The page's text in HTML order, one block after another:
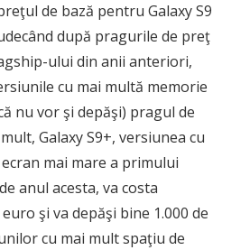
de bază pentru Galaxy S9
după pragurile de preţ
ului din anii anteriori,
cu mai multă memorie
nu vor şi depăşi) pragul de
Galaxy S9+, versiunea cu
mai mare a primului
anul acesta, va costa
şi va depăşi bine 1.000 de
cu mai mult spaţiu de